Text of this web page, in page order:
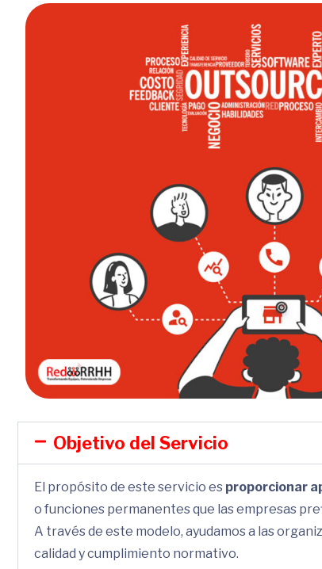
Objetivo del Servicio
El propósito de este servicio es proporcionar
o funciones permanentes que las empresas
A través de este modelo, ayudamos a las
calidad y cumplimiento normativo.